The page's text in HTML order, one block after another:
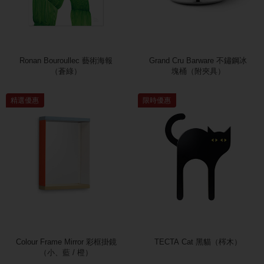
Ronan Bouroullec 藝術海報
（蒼綠）
Grand Cru Barware 不鏽鋼冰
塊桶（附夾具）
精選優惠
Colour Frame Mirror 彩框掛鏡
（小、藍 / 橙）
限時優惠
TECTA Cat 黑貓（梣木）